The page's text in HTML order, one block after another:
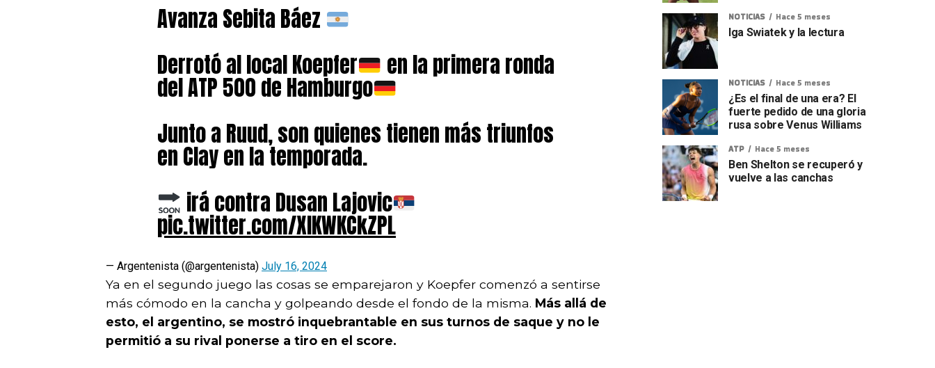
Avanza Sebita Báez
Derrotó al local Koepfer
en la primera ronda
del ATP 500 de Hamburgo
Junto a Ruud, son quienes tienen más triunfos
en Clay en la temporada.
irá contra Dusan Lajovic
pic.twitter.com/XlKWKCkZPL
— Argentenista (@argentenista) July 16, 2024
Ya en el segundo juego las cosas se emparejaron y Koepfer comenzó a sentirse
más cómodo en la cancha y golpeando desde el fondo de la misma. Más allá de
esto, el argentino, se mostró inquebrantable en sus turnos de saque y no le
permitió a su rival ponerse a tiro en el score.
NOTICIAS Hace 5 meses
Iga Swiatek y la lectura
NOTICIAS Hace 5 meses
¿Es el final de una era? El
fuerte pedido de una gloria
rusa sobre Venus Williams
ATP Hace 5 meses
Ben Shelton se recuperó y
vuelve a las canchas